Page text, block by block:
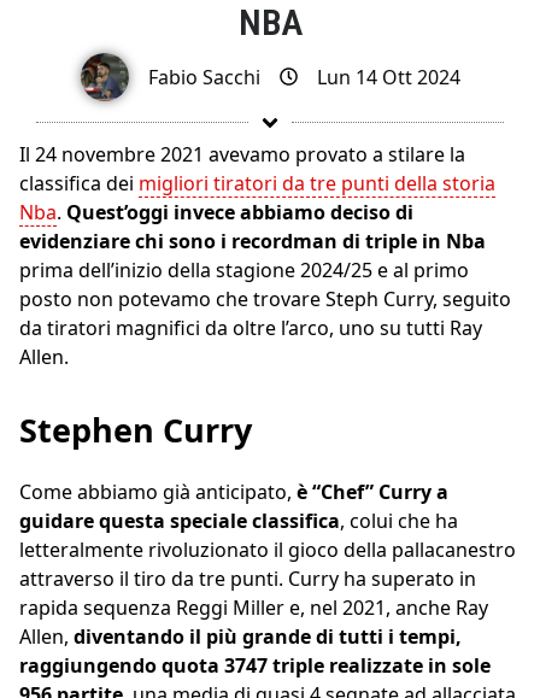
NBA
Fabio Sacchi Lun 14 Ott 2024
Il 24 novembre 2021 avevamo provato a stilare la
classifica dei migliori tiratori da tre punti della storia
Nba. Quest’oggi invece abbiamo deciso di
evidenziare chi sono i recordman di triple in Nba
prima dell’inizio della stagione 2024/25 e al primo
posto non potevamo che trovare Steph Curry, seguito
da tiratori magnifici da oltre l’arco, uno su tutti Ray
Allen.
Stephen Curry
Come abbiamo già anticipato, è “Chef” Curry a
guidare questa speciale classifica, colui che ha
letteralmente rivoluzionato il gioco della pallacanestro
attraverso il tiro da tre punti. Curry ha superato in
rapida sequenza Reggi Miller e, nel 2021, anche Ray
Allen, diventando il più grande di tutti i tempi,
raggiungendo quota 3747 triple realizzate in sole